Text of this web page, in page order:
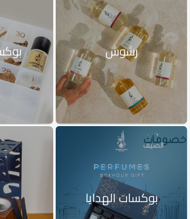
رشوش
بوكسات الهدايا